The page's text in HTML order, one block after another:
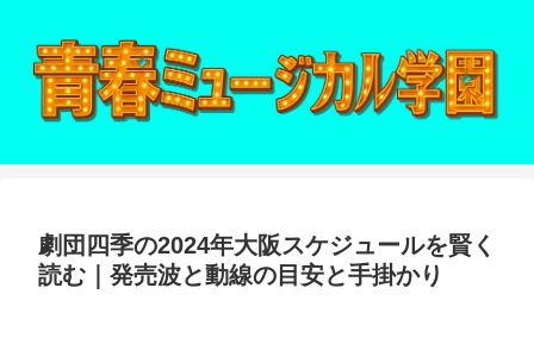
劇団四季の2024年大阪スケジュールを賢く
読む｜発売波と動線の目安と手掛かり